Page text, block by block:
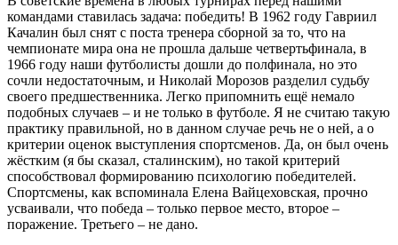
командами ставилась задача: победить! В 1962 году Гавриил
Качалин был снят с поста тренера сборной за то, что на
чемпионате мира она не прошла дальше четвертьфинала, в
1966 году наши футболисты дошли до полфинала, но это
сочли недостаточным, и Николай Морозов разделил судьбу
своего предшественника. Легко припомнить ещё немало
подобных случаев – и не только в футболе. Я не считаю такую
практику правильной, но в данном случае речь не о ней, а о
критерии оценок выступления спортсменов. Да, он был очень
жёстким (я бы сказал, сталинским), но такой критерий
способствовал формированию психологию победителей.
Спортсмены, как вспоминала Елена Вайцеховская, прочно
усваивали, что победа – только первое место, второе –
поражение. Третьего – не дано.